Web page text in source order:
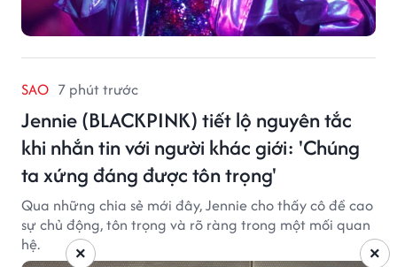
SAO 7 phút trước
Jennie (BLACKPINK) tiết lộ nguyên tắc
khi nhắn tin với người khác giới: 'Chúng
ta xứng đáng được tôn trọng'
Qua những chia sẻ mới đây, Jennie cho thấy cô đề cao
sự chủ động, tôn trọng và rõ ràng trong một mối quan
hệ.
×
×